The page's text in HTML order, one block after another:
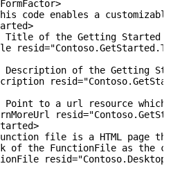
>
code enables a
>
of the Getting Started
resid=
of the Getting
resid=
to a url resource which
resid=
>
file is a HTML page
of the FunctionFile as the
resid=